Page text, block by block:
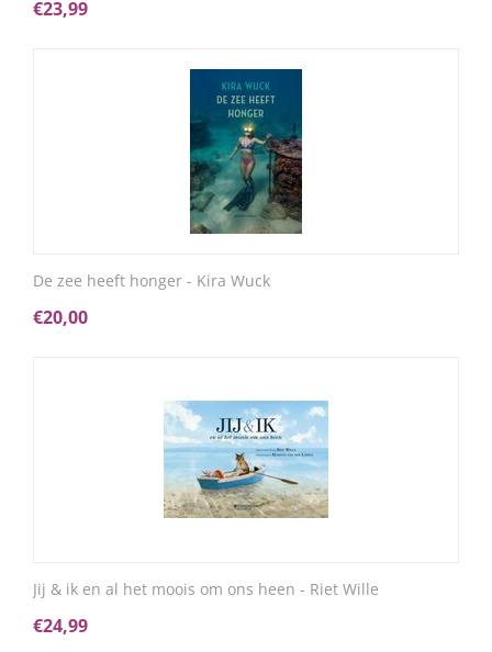
€23,99
De zee heeft honger - Kira Wuck
€20,00
Jij & ik en al het moois om ons heen - Riet Wille
€24,99